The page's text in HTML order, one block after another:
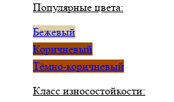
Популярные цвета:
Бежевый
Коричневый
Тёмно-коричневый
Класс износостойкости: